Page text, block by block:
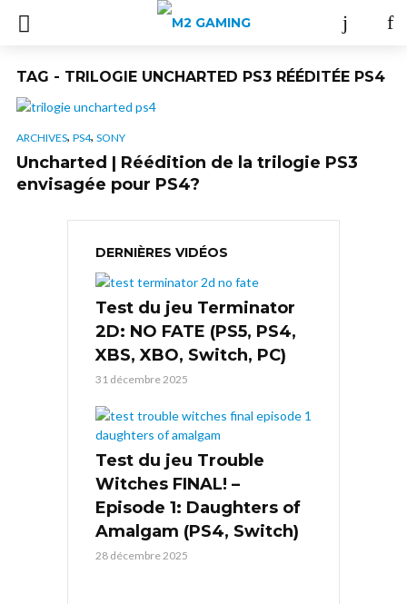
TAG - TRILOGIE UNCHARTED PS3 RÉÉDITÉE PS4
ARCHIVES, PS4, SONY
Uncharted | Réédition de la trilogie PS3
envisagée pour PS4?
DERNIÈRES VIDÉOS
Test du jeu Terminator
2D: NO FATE (PS5, PS4,
XBS, XBO, Switch, PC)
31 décembre 2025
Test du jeu Trouble
Witches FINAL! –
Episode 1: Daughters of
Amalgam (PS4, Switch)
28 décembre 2025